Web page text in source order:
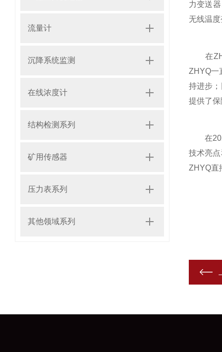
流量计
沉降系统监测
在线浓度计
结构检测系列
矿用传感器
压力表系列
其他领域系列
力变送
无线温
在
ZHYQ一
持进步
提供了
在2020
技术亮
ZHYQ直